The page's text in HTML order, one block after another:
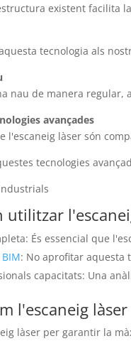
existent facilita
tecnologia als
nau de manera
avançades
l'escaneig làser són
tecnologies
utilitzar
És essencial que
BIM: No aprofitar aquesta
capacitats: Una
l'escaneig
làser per garantir la